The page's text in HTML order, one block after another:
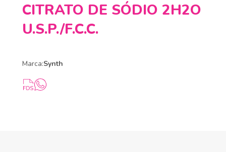
CITRATO DE SÓDIO 2H2O
U.S.P./F.C.C.
Marca:Synth